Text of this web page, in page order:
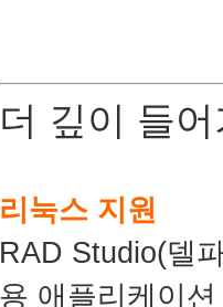
더 깊이 들
리눅스 지원
RAD Studio(델
용 애플리케이